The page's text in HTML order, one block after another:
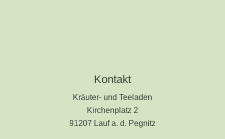
Kontakt
Kräuter- und Teeladen
Kirchenplatz 2
91207 Lauf a. d. Pegnitz